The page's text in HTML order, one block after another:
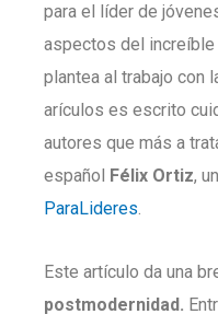
para el líder de
aspectos del
plantea al trabajo con
arículos es escrito
autores que más a
español Félix Ortiz,
ParaLideres.
Este artículo da una
postmodernidad.